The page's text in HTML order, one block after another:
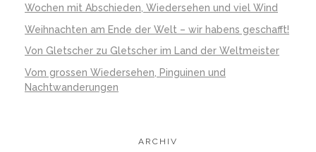
Wochen mit Abschieden, Wiedersehen und viel Wind
Weihnachten am Ende der Welt – wir habens geschafft!
Von Gletscher zu Gletscher im Land der Weltmeister
Vom grossen Wiedersehen, Pinguinen und
Nachtwanderungen
ARCHIV